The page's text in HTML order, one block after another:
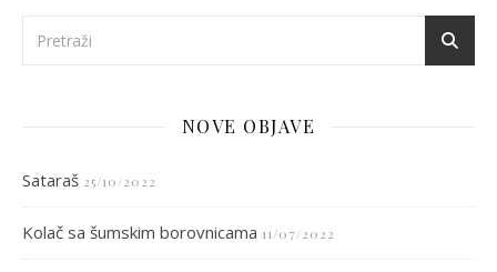
NOVE OBJAVE
Sataraš 25/10/2022
Kolač sa šumskim borovnicama 11/07/2022